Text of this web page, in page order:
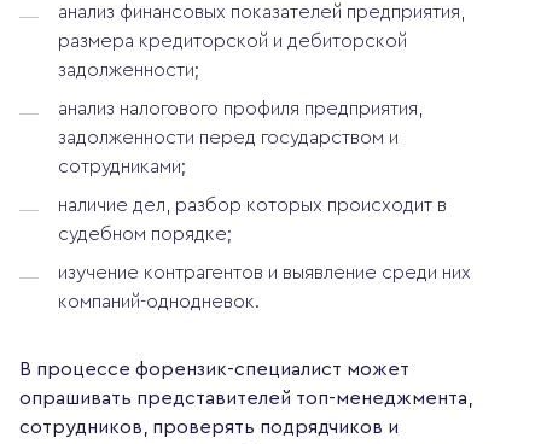
анализ финансовых показателей предприятия,
размера кредиторской и дебиторской
задолженности;
анализ налогового профиля предприятия,
задолженности перед государством и
сотрудниками;
наличие дел, разбор которых происходит в
судебном порядке;
изучение контрагентов и выявление среди них
компаний-однодневок.
В процессе форензик-специалист может
опрашивать представителей топ-менеджмента,
сотрудников, проверять подрядчиков и